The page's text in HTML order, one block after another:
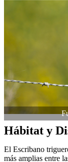
Hábitat y
El Escribano
más amplias entre